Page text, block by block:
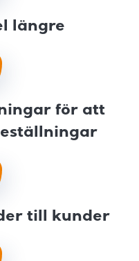
längre
för att
till kunder